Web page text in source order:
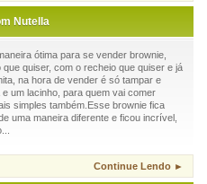
Nutella
ótima para se vender brownie,
quiser, com o recheio que quiser e já
na hora de vender é só tampar e
um lacinho, para quem vai comer
simples também.Esse brownie fica
uma maneira diferente e ficou incrível,
Continue Lendo ►